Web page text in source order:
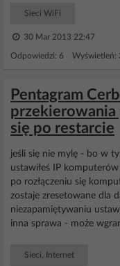
Sieci WiFi
30 Mar 2013 22:47
Odpowiedzi: 6 Wyświetleń:
Pentagram
się po restarcie
jeśli się nie mylę - bo w
ustawiłeś IP
po rozłączeniu się
zostaje zresetowane dla
niezapamiętywaniu
inna sprawa - może
Sieci, Internet